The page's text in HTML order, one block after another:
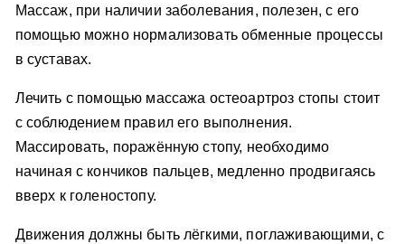
Массаж, при наличии заболевания, полезен, с его
помощью можно нормализовать обменные процессы
в суставах.
Лечить с помощью массажа остеоартроз стопы стоит
с соблюдением правил его выполнения.
Массировать, поражённую стопу, необходимо
начиная с кончиков пальцев, медленно продвигаясь
вверх к голеностопу.
Движения должны быть лёгкими, поглаживающими, с